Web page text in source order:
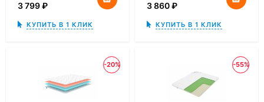
3 799₽
КУПИТЬ В 1 КЛИК
3 860₽
КУПИТЬ В 1 КЛИК
-20% -55%